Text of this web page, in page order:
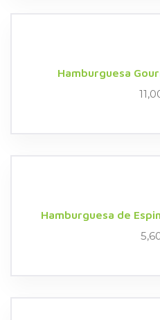
Hamburguesa
Hamburguesa de